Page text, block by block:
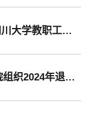
学院教职工代表队在2024年四川大学教职工运动会中取得佳绩
莫道桑榆晚，为霞尚满天 学院组织2024年退休教师荣休仪式暨退休教师校情院情通报会